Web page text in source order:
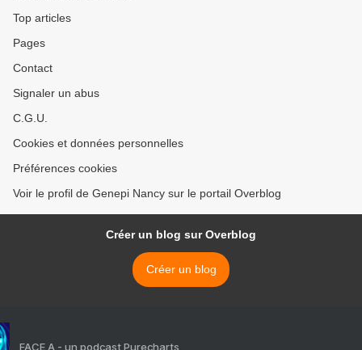
Top articles
Pages
Contact
Signaler un abus
C.G.U.
Cookies et données personnelles
Préférences cookies
Voir le profil de Genepi Nancy sur le portail Overblog
Créer un blog sur Overblog
Créer un blog
FACE A - un podcast Purecharts